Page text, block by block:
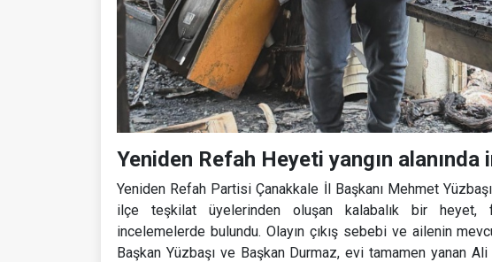
Yeniden Refah Heyeti yangın
Yeniden Refah Partisi Çanakkale İl Başkanı Mehmet
ilçe teşkilat üyelerinden oluşan kalabalık bir heyet,
incelemelerde bulundu. Olayın çıkış sebebi ve ailenin
Başkan Yüzbaşı ve Başkan Durmaz, evi tamamen yanan